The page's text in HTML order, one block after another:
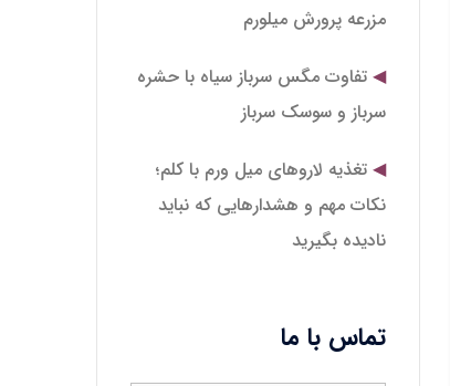
مزرعه پرورش میلورم
تفاوت مگس سرباز سیاه با حشره
سرباز و سوسک سرباز
تغذیه لاروهای میل‌ ورم با کلم؛
نکات مهم و هشدارهایی که نباید
نادیده بگیرید
تماس با ما